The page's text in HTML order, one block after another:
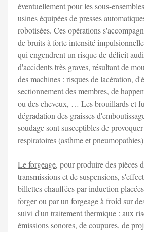
éventuellement pour les sous-
usines équipées de presses
robotisées. Ces opérations
de bruits à forte intensité
qui engendrent un risque de déficit
d'accidents très graves, résultant de
des machines : risques de lacération,
sectionnement des membres, de
ou des cheveux, … Les brouillards et
dégradation des graisses
soudage sont susceptibles de
respiratoires (asthme et
Le forgeage, pour produire des pièces
transmissions et de suspensions,
billettes chauffées par induction
forger ou par un forgeage à froid sur
suivi d'un traitement thermique : aux
émissions sonores, de coupures, de